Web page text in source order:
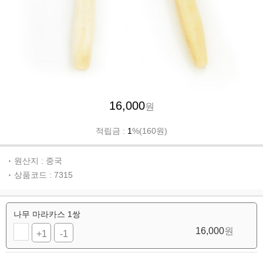
16,000원
적립금 : 1%(160원)
원산지 : 중국
상품코드 : 7315
나무 마라카스 1쌍
+1 -1 16,000원